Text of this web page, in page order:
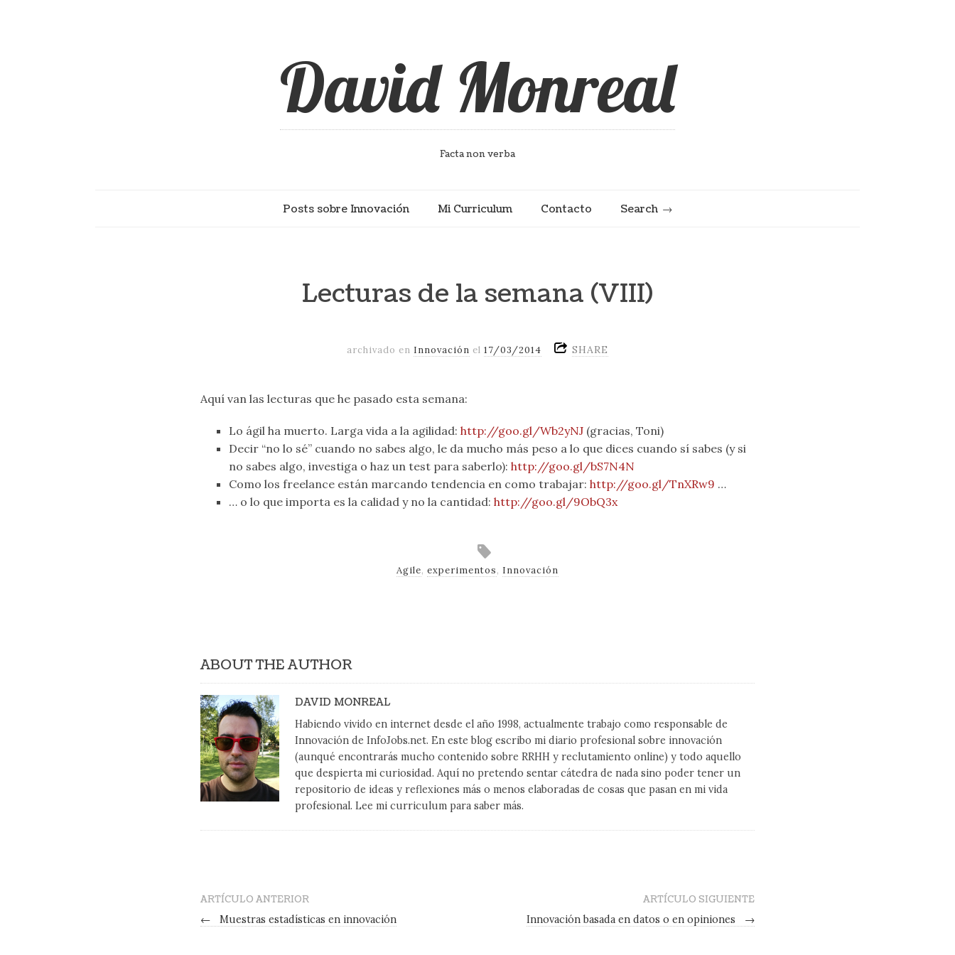
David Monreal
Facta non verba
Posts sobre Innovación Mi Curriculum Contacto Search
Lecturas de la semana (VIII)
archivado en Innovación el17/03/2014 SHARE
Aquí van las lecturas que he pasado esta semana:
Lo ágil ha muerto. Larga vida a la agilidad: http://goo.gl/Wb2yNJ (gracias, Toni)
Decir “no lo sé” cuando no sabes algo, le da mucho más peso a lo que dices cuando sí sabes (y si
no sabes algo, investiga o haz un test para saberlo): http://goo.gl/bS7N4N
Como los freelance están marcando tendencia en como trabajar: http://goo.gl/TnXRw9 …
… o lo que importa es la calidad y no la cantidad: http://goo.gl/9ObQ3x
Agile, experimentos, Innovación
ABOUT THE AUTHOR
DAVID MONREAL
Habiendo vivido en internet desde el año 1998, actualmente trabajo como responsable de
Innovación de InfoJobs.net. En este blog escribo mi diario profesional sobre innovación
(aunqué encontrarás mucho contenido sobre RRHH y reclutamiento online) y todo aquello
que despierta mi curiosidad. Aquí no pretendo sentar cátedra de nada sino poder tener un
repositorio de ideas y reflexiones más o menos elaboradas de cosas que pasan en mi vida
profesional. Lee mi curriculum para saber más.
ARTÍCULO ANTERIOR
←
Muestras estadísticas en innovación
ARTÍCULO SIGUIENTE
Innovación basada en datos o en opiniones
→